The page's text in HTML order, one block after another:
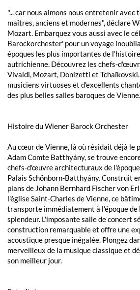
"... car nous aimons nous entretenir avec
maîtres, anciens et modernes", déclare
Mozart. Embarquez vous aussi avec le
Barockorchester' pour un voyage
époques les plus importantes de
autrichienne. Découvrez les chefs-
Vivaldi, Mozart, Donizetti et
musiciens virtuoses et d'excellents
des plus belles salles baroques de Vienne.
Histoire du Wiener Barock Orchester
Au cœur de Vienne, là où résidait déjà le
Adam Comte Batthyány, se trouve
chefs-d'œuvre architecturaux de
Palais Schönborn-Batthyány. Construit
plans de Johann Bernhard Fischer von
l'église Saint-Charles de Vienne, ce
transporte immédiatement à l'époque de
splendeur. L'imposante salle de concert
construction remarquable et offre une
acoustique presque inégalée. Plongez
merveilleux de la musique classique et
son meilleur jour.